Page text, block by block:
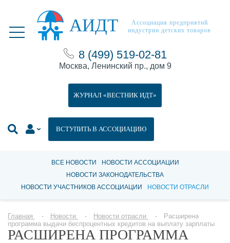
АИДТ
Ассоциация предприятий
индустрии детских товаров
8 (499) 519-02-81
Москва, Ленинский пр., дом 9
ВСТУПИТЬ В АССОЦИАЦИЮ
ЖУРНАЛ «ВЕСТНИК ИДТ»
ВСЕ НОВОСТИ
НОВОСТИ АССОЦИАЦИИ
НОВОСТИ ЗАКОНОДАТЕЛЬСТВА
НОВОСТИ УЧАСТНИКОВ АССОЦИАЦИИ
НОВОСТИ ОТРАСЛИ
Главная Новости Новости отрасли
Расширена
программа выдачи беспроцентных кредитов на выплату зарплаты
РАСШИРЕНА ПРОГРАММА